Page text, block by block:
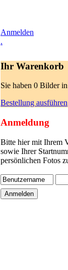
Anmelden
.
Ihr Warenkorb
Sie haben 0 Bilder
Bestellung ausführen
Anmeldung
Bitte hier mit Ihrem
sowie Ihrer
persönlichen Fotos